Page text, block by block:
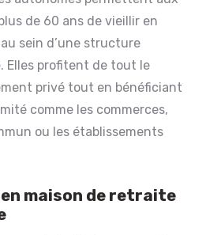
de 60 ans de vieillir en
sein d’une structure
Elles profitent de tout le
privé tout en bénéficiant
comme les commerces,
ou les établissements
en maison de retraite